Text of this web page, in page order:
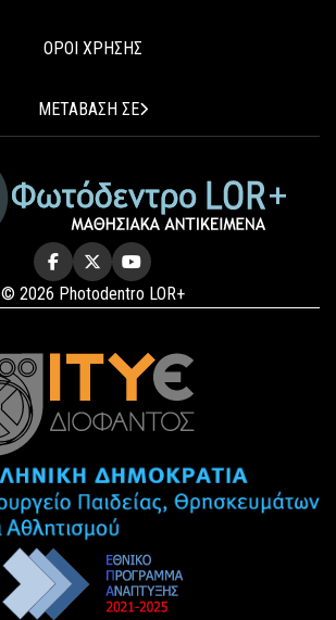
ΟΡΟΙ ΧΡΗΣΗΣ
ΜΕΤΑΒΑΣΗ ΣΕ
© 2026 Photodentro LOR+